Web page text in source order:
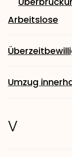
Arbeitslose
Umzug
V